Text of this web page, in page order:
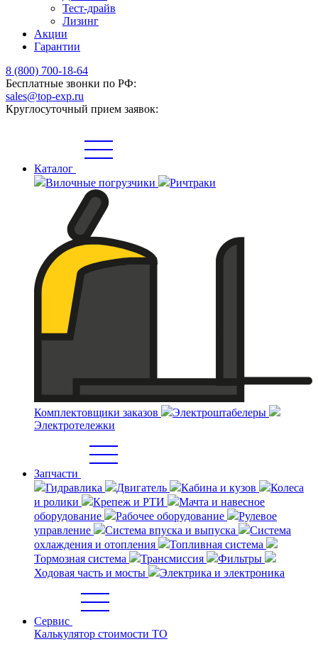
Тест-драйв
Лизинг
Акции
Гарантии
8 (800) 700-18-64
Бесплатные звонки по РФ:
sales@top-exp.ru
Круглосуточный прием заявок:
Каталог
Вилочные погрузчики
Ричтраки
Комплектовщики заказов
Электроштабелеры
Электротележки
Запчасти
Гидравлика
Двигатель Кабина и кузов
Колеса
и ролики
Крепеж и РТИ
Мачта и навесное
оборудование
Рабочее оборудование
Рулевое
управление
Система впуска и выпуска
Система
охлаждения и отопления
Топливная система
Тормозная система
Трансмиссия
Фильтры
Ходовая часть и мосты
Электрика и электроника
Сервис
Калькулятор стоимости ТО